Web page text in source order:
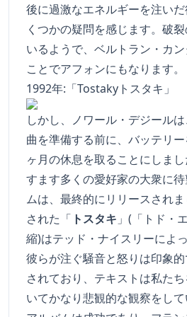
後に過激なエネルギーを注い
くつかの疑問を感じます。破
いるようで、ベルトラン・カ
ことでアフォンにもなります。
1992年:「Tostakyトスタキ」
しかし、ノワール・デジール
曲を準備する前に、バッテリ
ヶ月の休息を取ることにしま
すます多くの愛好家の大衆に
ムは、最終的にリリースされ
された「 トスタキ 」(「トド・
縮)はテッド・ナイスリーによ
彼らが注ぐ騒音と怒りは印象
されており、テキストは私た
いてかなり悲観的な観察をして